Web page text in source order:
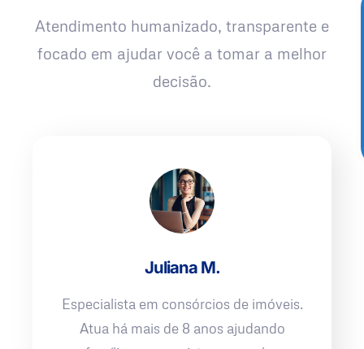
Atendimento humanizado, transparente e
focado em ajudar você a tomar a melhor
decisão.
Juliana M.
Especialista em consórcios de imóveis.
Atua há mais de 8 anos ajudando